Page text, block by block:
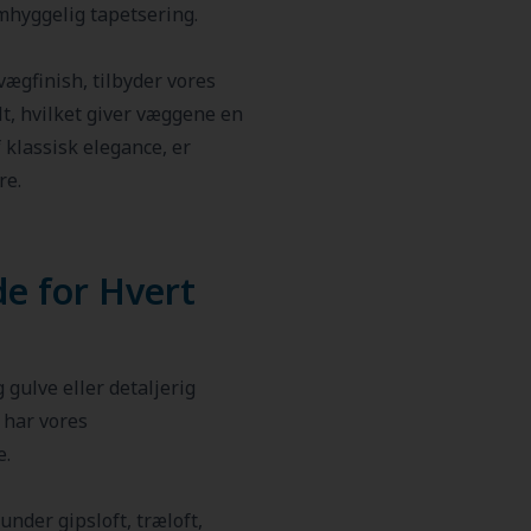
tapetsering.
tilbyder vores
hvilket giver væggene en
elegance, er
for Hvert
gulve eller detaljerig
vores
gipsloft, træloft,